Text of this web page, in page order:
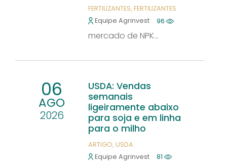
FERTILIZANTES FERTILIZANTES
Equipe Agrinvest
96
mercado de NPK...
06
AGO
2026
USDA: Vendas
semanais
ligeiramente abaixo
para soja e em linha
para o milho
ARTIGO USDA
Equipe Agrinvest
81